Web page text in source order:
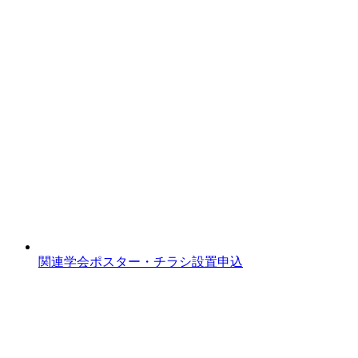
関連学会ポスター・チラシ設置申込